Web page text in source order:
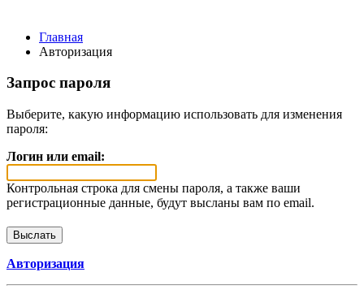
Главная
Авторизация
Запрос пароля
Выберите, какую информацию использовать для изменения
пароля:
Логин или email:
Контрольная строка для смены пароля, а также ваши
регистрационные данные, будут высланы вам по email.
Авторизация